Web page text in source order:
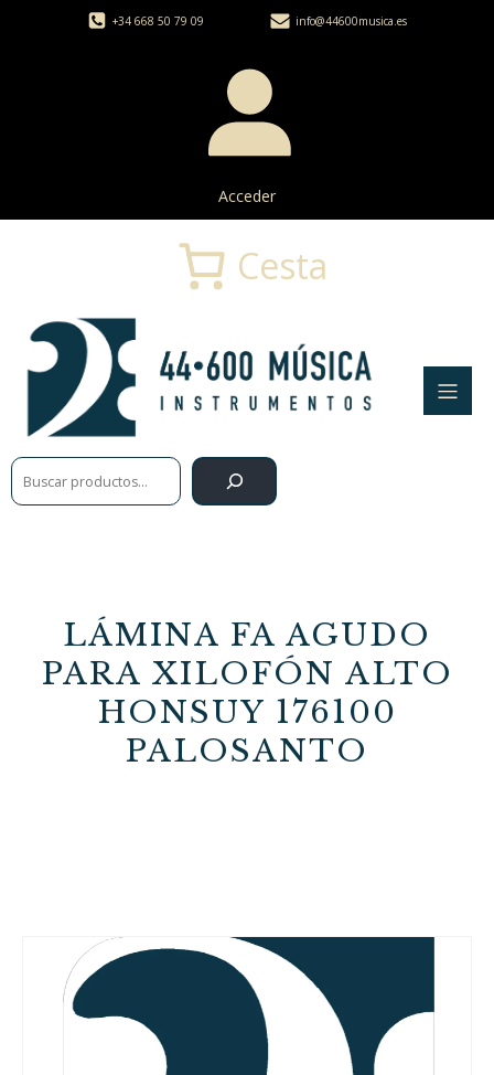
+34 668 50 79 09 info@44600musica.es
Acceder
Buscar
Cesta
LÁMINA FA AGUDO
PARA XILOFÓN ALTO
HONSUY 176100
PALOSANTO